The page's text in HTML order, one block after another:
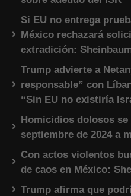
Si EU no entrega
México rechazará
extradición:
Trump advierte a
responsable” con
“Sin EU no existiría
Homicidios dolosos se
septiembre de 2024 a
Con actos violentos
de caos en México:
Trump afirma que